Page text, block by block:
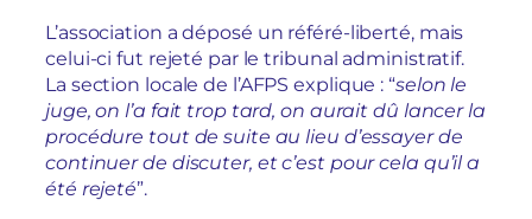
L’association a déposé un référé-liberté, mais
celui-ci fut rejeté par le tribunal administratif.
La section locale de l’AFPS explique : “selon le
juge, on l’a fait trop tard, on aurait dû lancer la
procédure tout de suite au lieu d’essayer de
continuer de discuter, et c’est pour cela qu’il a
été rejeté”.